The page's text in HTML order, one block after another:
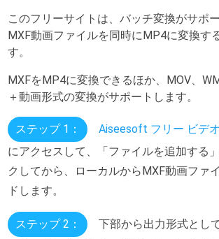
このフリーサイトは、バッチ変換がサポ
MXF動画ファイルを同時にMP4に変換す
す。
MXFをMP4に変換できるほか、MOV、
＋動画形式の変換がサポートします。
ステップ 1： Aiseesoft フリー ビデ
にアクセスして、「ファイルを追加する
クしてから、ローカルからMXF動画ファ
ドします。
ステップ 2：
下部から出力形式とし